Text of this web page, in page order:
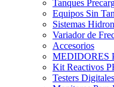
Tanques
Equipos Sin
Sistemas
Variador de
Accesorios
MEDIDORES
Kit Reactivos
Testers